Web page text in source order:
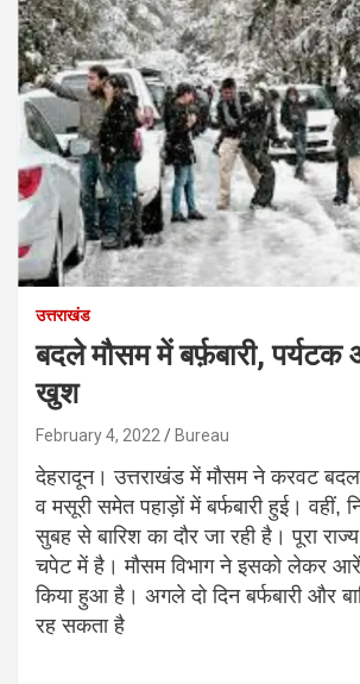
उत्तराखंड
बदले मौसम में बर्फ़बारी,
खुश
February 4, 2022 Bureau
देहरादून। उत्तराखंड में मौसम ने करवट
व मसूरी समेत पहाड़ों में बर्फबारी हुई। वहीं,
सुबह से बारिश का दौर जा रही है। पूरा
चपेट में है। मौसम विभाग ने इसको लेकर
किया हुआ है। अगले दो दिन बर्फबारी और
रह सकता है